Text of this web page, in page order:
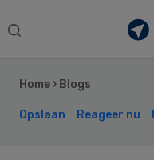
Search
Home › Blogs
Opslaan Reageer nu
Sidebar